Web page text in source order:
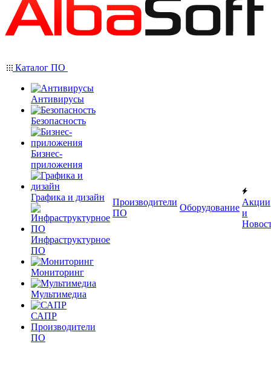
Каталог ПО
Антивирусы
Безопасность
Бизнес-
приложения
Графика и дизайн
Инфраструктурное
ПО
Мониторинг
Мультимедиа
САПР
Производители
ПО
Производители
ПО
Оборудование
Акции
и